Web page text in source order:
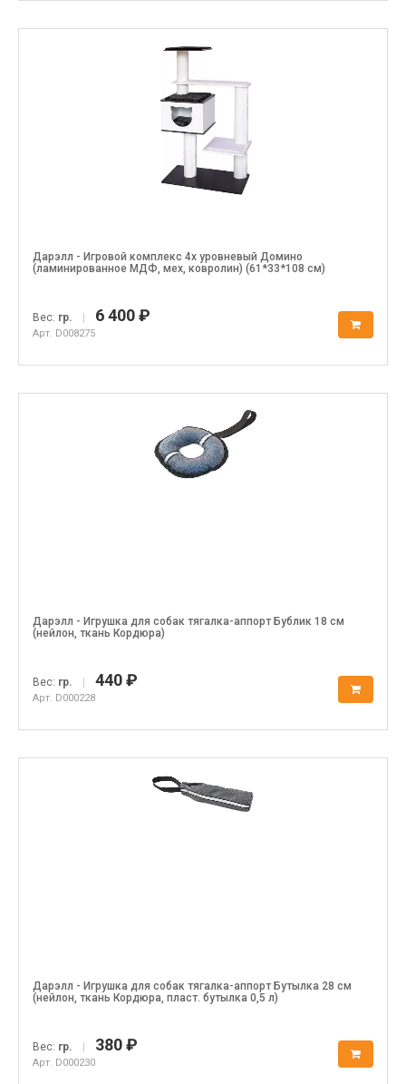
Дарэлл - Игровой комплекс 4х уровневый Домино
(ламинированное МДФ, мех, ковролин) (61*33*108 см)
Вес: гр. | 6 400 ₽
Арт. D008275
Дарэлл - Игрушка для собак тягалка-аппорт Бублик 18 см
(нейлон, ткань Кордюра)
Вес: гр. | 440 ₽
Арт. D000228
Дарэлл - Игрушка для собак тягалка-аппорт Бутылка 28 см
(нейлон, ткань Кордюра, пласт. бутылка 0,5 л)
Вес: гр. | 380 ₽
Арт. D000230